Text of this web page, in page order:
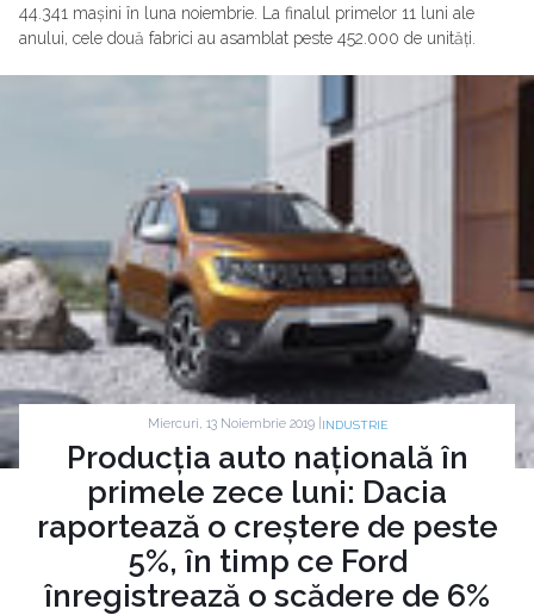
44.341 mașini în luna noiembrie. La finalul primelor 11 luni ale
anului, cele două fabrici au asamblat peste 452.000 de unități.
Miercuri, 13 Noiembrie 2019 | INDUSTRIE
Producția auto națională în
primele zece luni: Dacia
raportează o creștere de peste
5%, în timp ce Ford
înregistrează o scădere de 6%